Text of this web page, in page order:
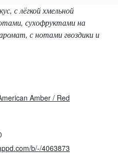
с лёгкой хмельной
сухофруктами на
с нотами гвоздики и
Amber / Red
b/-/4063873